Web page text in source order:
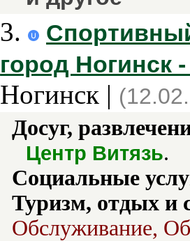
3.
город Ногинск
Ногинск |
Досуг,
Центр Витязь.
Социальные
Туризм, отдых и
Обслуживание,